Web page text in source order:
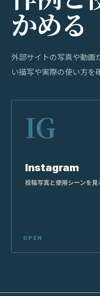
かめる
外部サイトの写真や動画
い描写や実際の使い方を
Instagram
投稿写真と使用シーンを見